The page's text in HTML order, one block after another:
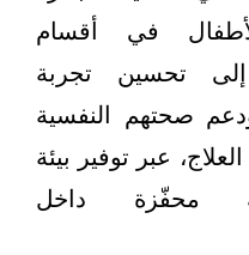
في أقسام
إلى تحسين تجربة
صحتهم النفسية
عبر توفير بيئة
محفّزة داخل